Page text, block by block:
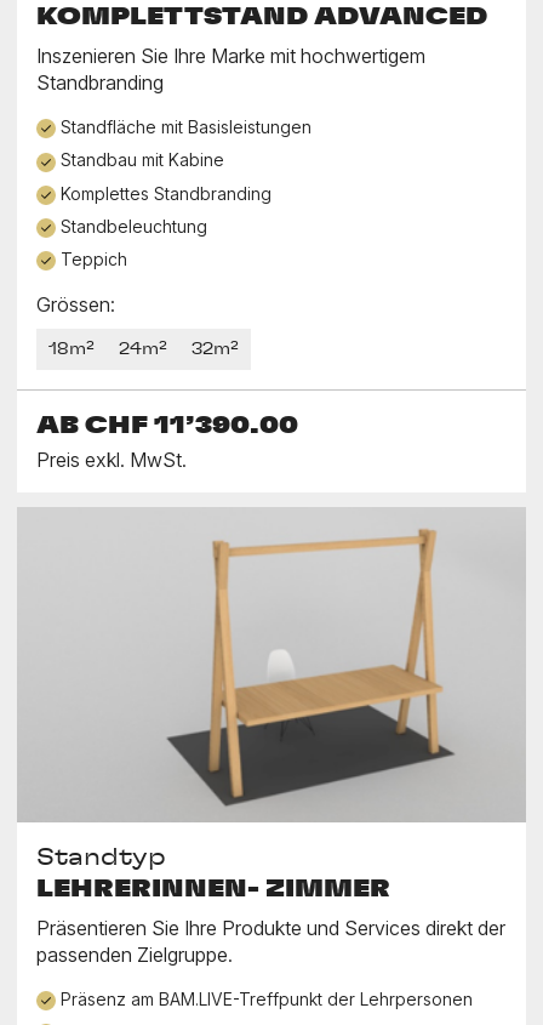
KOMPLETTSTAND ADVANCED
Inszenieren Sie Ihre Marke mit hochwertigem
Standbranding
Standfläche mit Basisleistungen
Standbau mit Kabine
Komplettes Standbranding
Standbeleuchtung
Teppich
Grössen:
18m² 24m² 32m²
AB CHF 11’390.00
Preis exkl. MwSt.
Standtyp
LEHRERINNEN- ZIMMER
Präsentieren Sie Ihre Produkte und Services direkt der
passenden Zielgruppe.
Präsenz am BAM.LIVE-Treffpunkt der Lehrpersonen